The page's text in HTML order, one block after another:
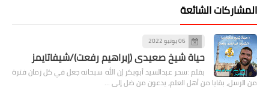
المشاركات الشائعة
06 يونيو 2022
حياة شيخ صعيدى (إبراهيم رفعت)/شيفاتايمز
بقلم :سحر عبدالسيد أبوبكر إن الله سبحانه جعل في كل زمان فترة
من الرسل، بقايا من أهل العلم، يدعون من ضل إلى …